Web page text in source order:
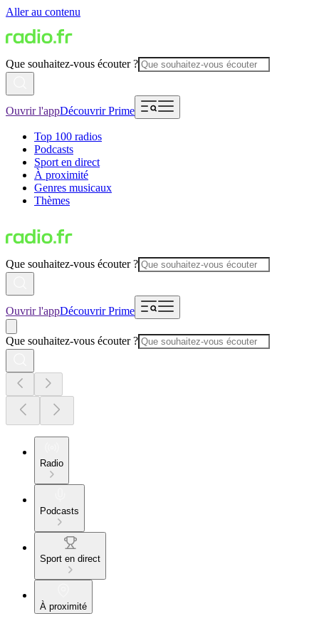
Aller au contenu
Que souhaitez-vous écouter ?
Ouvrir l'appDécouvrir Prime
Top 100 radios
Podcasts
Sport en direct
À proximité
Genres musicaux
Thèmes
Que souhaitez-vous écouter ?
Ouvrir l'appDécouvrir Prime
Que souhaitez-vous écouter ?
Radio
Podcasts
Sport en direct
À proximité